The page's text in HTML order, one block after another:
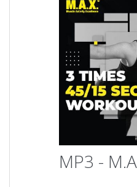
MP3 -